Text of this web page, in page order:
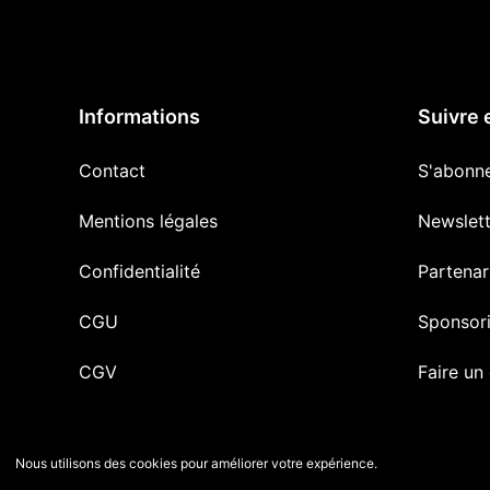
Informations
Contact
Mentions légales
Confidentialité
CGU
CGV
Suivre
Faire un
Nous utilisons des cookies pour améliorer votre expérience.